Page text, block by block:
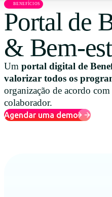
Uruguay
USA
Español
English
Português
BENEFÍCIOS
Portal de
& Bem-
Um portal digital de
valorizar todos os
organização de acordo com
colaborador.
Agendar uma demo